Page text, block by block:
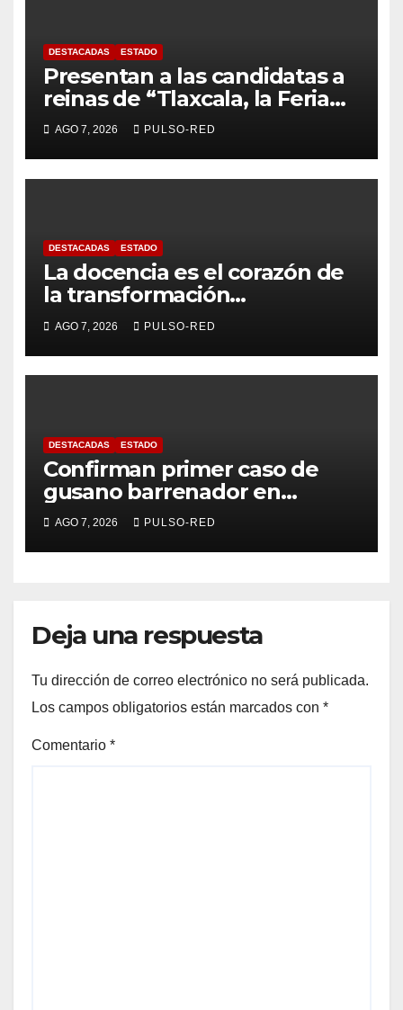
DESTACADAS ESTADO
Presentan a las candidatas a
reinas de “Tlaxcala, la Feria
de Ferias 2026: La Flor
Tlaxcalteca”
AGO 7, 2026 PULSO-RED
DESTACADAS ESTADO
La docencia es el corazón de
la transformación
universitaria: Rector de la
UATx
AGO 7, 2026 PULSO-RED
DESTACADAS ESTADO
Confirman primer caso de
gusano barrenador en
humano en Tlaxcala
AGO 7, 2026 PULSO-RED
Deja una respuesta
Tu dirección de correo electrónico no será publicada.
Los campos obligatorios están marcados con *
Comentario *